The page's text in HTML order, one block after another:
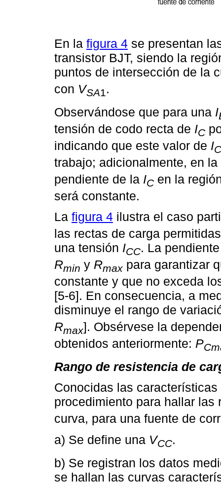
En la figura 4 se presentan
transistor BJT, siendo la
puntos de intersección de la
con VSA1.
Observándose que para una I
tensión de codo recta de IC
indicando que este valor de IC
trabajo; adicionalmente, en
pendiente de la ICen la
será constante.
La figura 4 ilustra el caso
las rectas de carga
una tensión ICC. La
Rmin y Rmax para garantizar
constante y que no exceda
[5-6]. En consecuencia, a
disminuye el rango de
Rmax]. Obsérvese la
obtenidos anteriormente: P
Rango de resistencia de
Conocidas las
procedimiento para hallar
curva, para una fuente de
a) Se define una VCC.
b) Se registran los datos
se hallan las curvas